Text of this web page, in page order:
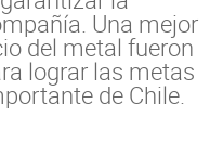
Una mejor
del metal fueron
lograr las metas
de Chile.